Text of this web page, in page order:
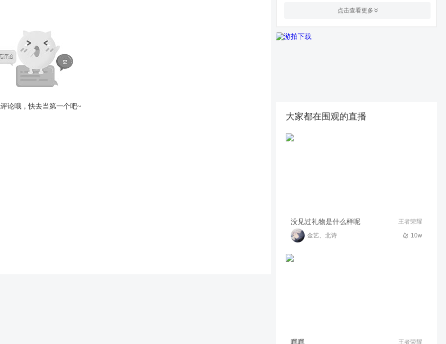
论哦，快去当第一个吧~
王者荣耀
00:43 ^*桀骜不驯*^
01:22 6702
点击查看更多
大家都在围观的直播
王者荣耀
没见过礼物是什么样呢
10w
金艺、北诗
王者荣耀
嘿嘿